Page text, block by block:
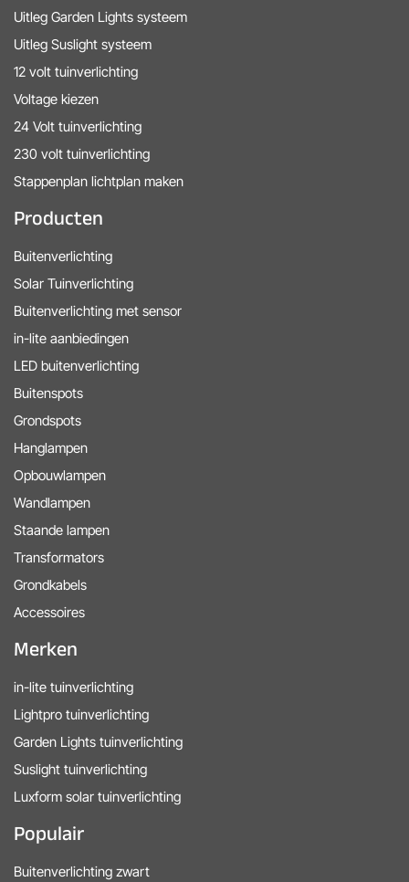
Uitleg Garden Lights systeem
Uitleg Suslight systeem
12 volt tuinverlichting
Voltage kiezen
24 Volt tuinverlichting
230 volt tuinverlichting
Stappenplan lichtplan maken
Producten
Buitenverlichting
Solar Tuinverlichting
Buitenverlichting met sensor
in-lite aanbiedingen
LED buitenverlichting
Buitenspots
Grondspots
Hanglampen
Opbouwlampen
Wandlampen
Staande lampen
Transformators
Grondkabels
Accessoires
Merken
in-lite tuinverlichting
Lightpro tuinverlichting
Garden Lights tuinverlichting
Suslight tuinverlichting
Luxform solar tuinverlichting
Populair
Buitenverlichting zwart